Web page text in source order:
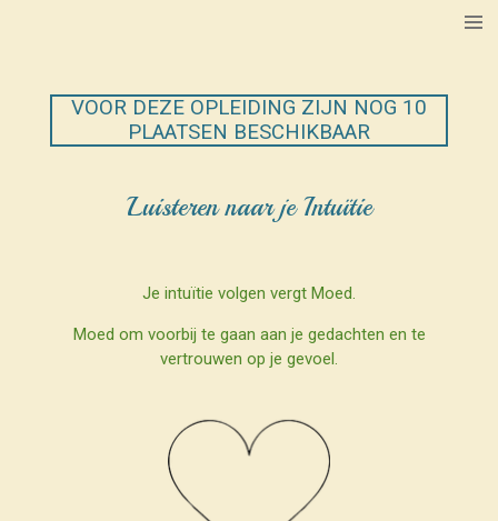
hoofdinhoudVOOR DEZE OPLEIDING ZIJN NOG 10
PLAATSEN BESCHIKBAAR
Luisteren naar je Intuïtie
Je intuïtie volgen vergt Moed.
Moed om voorbij te gaan aan je gedachten en te
vertrouwen op je gevoel.